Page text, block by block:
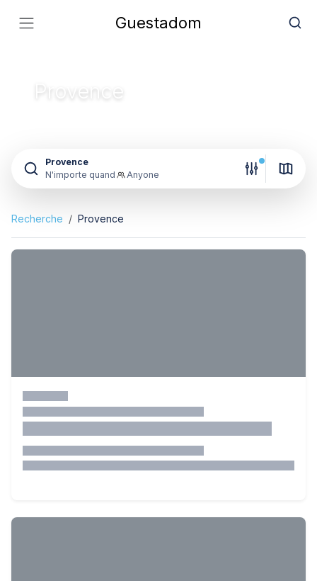
Guestadom
Provence
Provence
N'importe quand
Anyone
Recherche Provence